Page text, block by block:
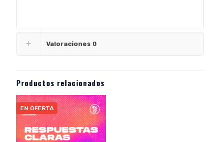
Valoraciones 0
Productos relacionados
EN OFERTA